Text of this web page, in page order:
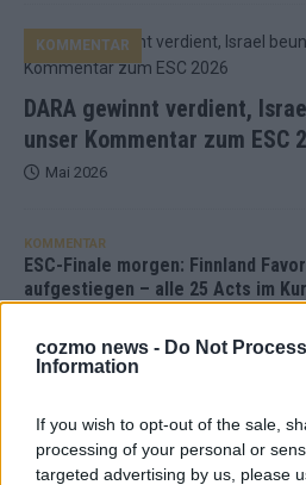
cozmo news - Do Not
Information
If you wish to opt-out of the sale,
processing of your personal or
targeted advertising by us, please
DARA gewinnt verdient,
unser Kommentar zum ESC
KOMMENTAR
Mai 2026
KOMMENTAR
ESC-Finale morgen: Finnland
aufgestiegen – alle 25 Acts im
war solide, aber kein Feuerwerk
Mai 2026